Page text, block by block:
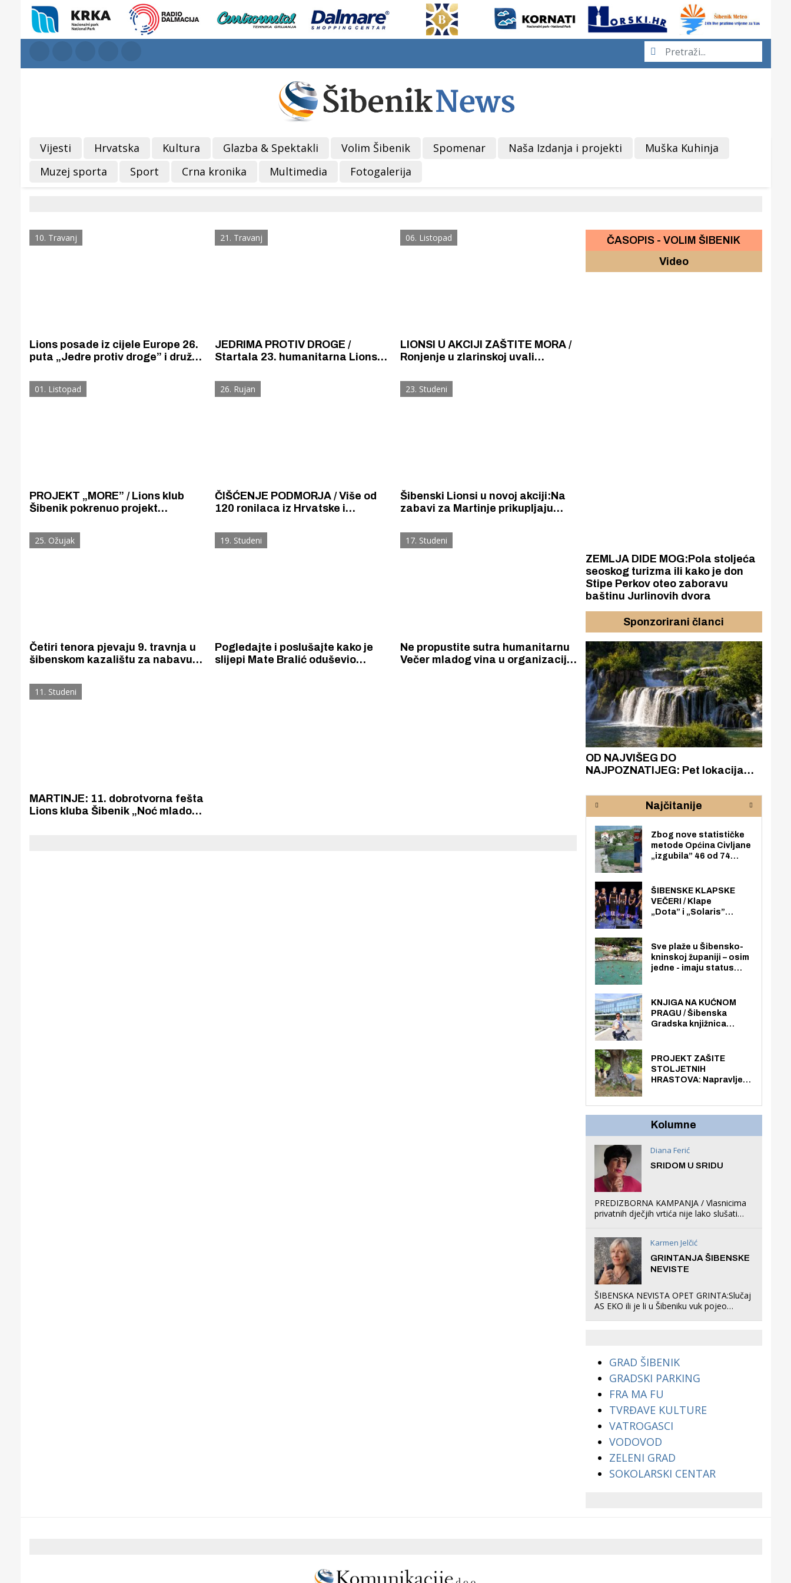
Vijesti Hrvatska Kultura Glazba & Spektakli Volim Šibenik Spomenar Naša Izdanja i projekti
Muška Kuhinja
Muzej sporta
Sport Crna kronika Multimedia Fotogalerija
10. Travanj
Lions posade iz cijele Europe 26.
puta „Jedre protiv droge” i druže
tradicionalna jela i pića iz svih
država sudionica
21. Travanj
JEDRIMA PROTIV DROGE /
Startala 23. humanitarna Lions
ovisnosti i promovira Hrvatsku
06. Listopad
LIONSI U AKCIJI ZAŠTITE MORA /
Ronjenje u zlarinskoj uvali
primjeraka periski, prikupljen
otpad za analizu
01. Listopad
PROJEKT „MORE” / Lions klub
Šibenik pokrenuo projekt
o okolišu i moru. Akciju
sufinancira Granta LCIF, a ima
26. Rujan
ČIŠĆENJE PODMORJA / Više od
120 ronilaca iz Hrvatske i
šibenske rive. To je jednoj od
najmasovnijih akcija čišćenja
23. Studeni
Šibenski Lionsi u novoj akciji:Na
zabavi za Martinje prikupljaju
dijagnostiku
25. Ožujak
Četiri tenora pjevaju 9. travnja u
šibenskom kazalištu za nabavu
19. Studeni
Pogledajte i poslušajte kako je
slijepi Mate Bralić oduševio
17. Studeni
Ne propustite sutra humanitarnu
Večer mladog vina u organizaciji
11. Studeni
MARTINJE: 11. dobrotvorna fešta
Lions kluba Šibenik „Noć mladog
ČASOPIS - VOLIM ŠIBENIK
Video
ZEMLJA DIDE MOG:Pola stoljeća
seoskog turizma ili kako je don
Stipe Perkov oteo zaboravu
baštinu Jurlinovih dvora
Sponzorirani članci
OD NAJVIŠEG DO
NAJPOZNATIJEG: Pet lokacija
rijeke Krke
Najčitanije
Zbog nove statističke
metode Općina Civljane
„izgubila” 46 od 74
nego radno sposobnih
osoba među svojih 170
stanovnika.
ŠIBENSKE KLAPSKE
VEČERI / Klape
„Dota” i „Solaris”
loži
Sve plaže u Šibensko-
kninskoj županiji – osim
jedne - imaju status
općoj upotrebi. Pristup
je slobodan i besplatan
za sve građane i
KNJIGA NA KUĆNOM
PRAGU / Šibenska
Gradska knjižnica
knjiga na kućnu adresu
električnim biciklom.
PROJEKT ZAŠITE
STOLJETNIH
HRASTOVA: Napravljen
Kolumne
Diana Ferić
SRIDOM U SRIDU
PREDIZBORNA KAMPANJA / Vlasnicima
privatnih dječjih vrtića nije lako slušati
što oni rade u Šibeniku ne postoji
Karmen Jelčić
GRINTANJA ŠIBENSKE
NEVISTE
ŠIBENSKA NEVISTA OPET GRINTA:Slučaj
AS EKO ili je li u Šibeniku vuk pojeo
GRAD ŠIBENIK
GRADSKI PARKING
FRA MA FU
TVRĐAVE KULTURE
VATROGASCI
VODOVOD
ZELENI GRAD
SOKOLARSKI CENTAR